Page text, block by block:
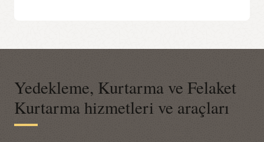
Yedekleme, Kurtarma ve Felaket
Kurtarma hizmetleri ve araçları